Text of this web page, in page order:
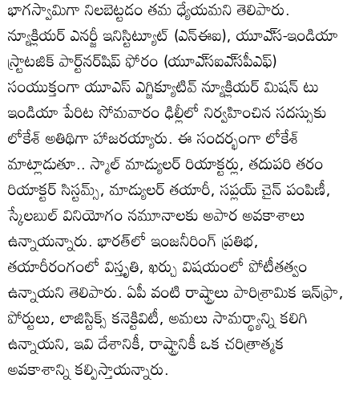
భాగస్వామిగా నిలబెట్టడం తమ ధ్యేయమని తెలిపారు.
న్యూక్లియర్‌ ఎనర్జీ ఇనిస్టిట్యూట్‌ (ఎన్‌ఈఐ), యూఎ్‌స-ఇండియా
స్ర్టాటజిక్‌ పార్ట్‌నర్‌షిప్‌ ఫోరం (యూఎ్‌సఐఎ్‌సపీఎఫ్‌)
సంయుక్తంగా యూఎస్‌ ఎగ్జిక్యూటివ్‌ న్యూక్లియర్‌ మిషన్‌ టు
ఇండియా పేరిట సోమవారం ఢిల్లీలో నిర్వహించిన సదస్సుకు
లోకేశ్‌ అతిథిగా హాజరయ్యారు. ఈ సందర్భంగా లోకేశ్‌
మాట్లాడుతూ.. స్మాల్‌ మాడ్యులర్‌ రియాక్టర్లు, తదుపరి తరం
రియాక్టర్‌ సిస్టమ్స్‌, మాడ్యులర్‌ తయారీ, సప్లయ్‌ చైన్‌ పంపిణీ,
స్కేలబుల్‌ వినియోగం నమూనాలకు అపార అవకాశాలు
ఉన్నాయన్నారు. భారత్‌లో ఇంజనీరింగ్‌ ప్రతిభ,
తయారీరంగంలో విస్తృతి, ఖర్చు విషయంలో పోటీతత్వం
ఉన్నాయని తెలిపారు. ఏపీ వంటి రాష్ట్రాలు పారిశ్రామిక ఇన్‌ఫ్రా,
పోర్టులు, లాజిస్టిక్స్‌ కనెక్టివిటీ, అమలు సామర్థ్యాన్ని కలిగి
ఉన్నాయని, ఇవి దేశానికీ, రాష్ట్రానికీ ఒక చరిత్రాత్మక
అవకాశాన్ని కల్పిస్తాయన్నారు.